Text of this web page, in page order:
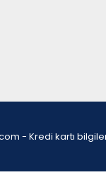
- Kredi kartı